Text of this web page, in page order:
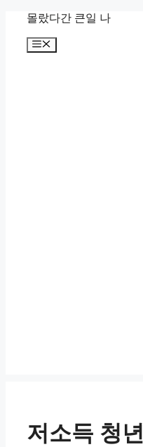
몰랐다간 큰일 나
메
저소득 청년